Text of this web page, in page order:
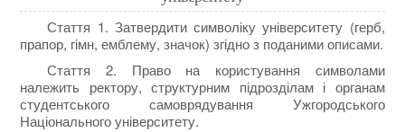
Стаття 1. Затвердити символіку університету (герб,
прапор, гімн, емблему, значок) згідно з поданими описами.
Стаття 2. Право на користування символами
належить ректору, структурним підрозділам і органам
студентського самоврядування Ужгородського
Національного університету.